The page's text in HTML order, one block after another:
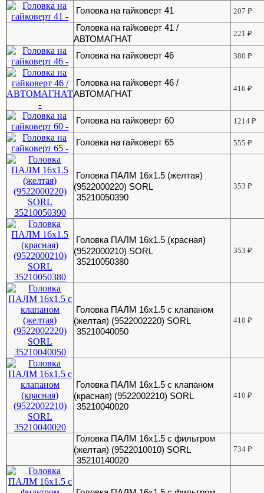
Головка на гайковерт 41 207₽
Головка на гайковерт 41 /
АВТОМАГНАТ
221₽
Головка на гайковерт 46 380₽
Головка на гайковерт 46 /
АВТОМАГНАТ
416₽
Головка на гайковерт 60 1214₽
Головка на гайковерт 65 555₽
Головка ПАЛМ 16х1.5 (желтая)
(9522000220) SORL
35210050390
353₽
Головка ПАЛМ 16х1.5 (красная)
(9522000210) SORL
35210050380
353₽
Головка ПАЛМ 16х1.5 с клапаном
(желтая) (9522002220) SORL
35210040050
410₽
Головка ПАЛМ 16х1.5 с клапаном
(красная) (9522002210) SORL
35210040020
410₽
Головка ПАЛМ 16х1.5 с фильтром
(желтая) (9522010010) SORL
35210140020
734₽